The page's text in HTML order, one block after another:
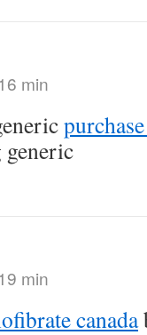
min
min
canada